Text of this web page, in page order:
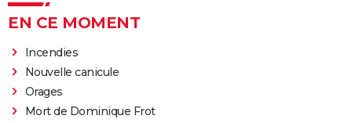
EN CE MOMENT
Incendies
Nouvelle canicule
Orages
Mort de Dominique Frot